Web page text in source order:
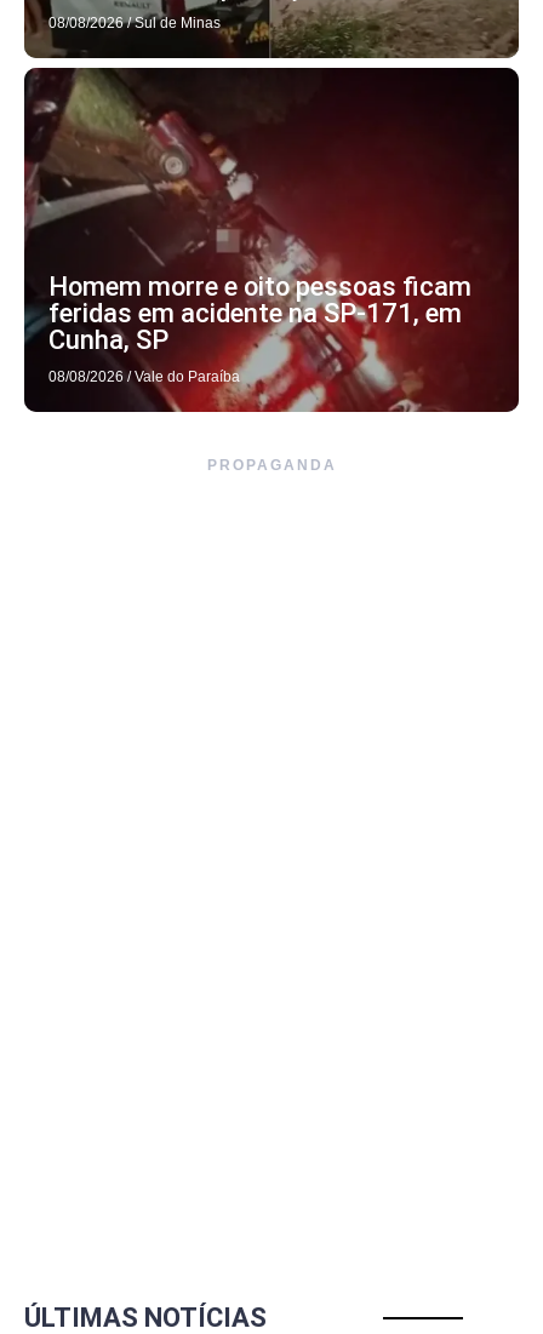
08/08/2026 / Sul de Minas
Homem morre e oito pessoas ficam
feridas em acidente na SP-171, em
Cunha, SP
08/08/2026 / Vale do Paraíba
PROPAGANDA
ÚLTIMAS NOTÍCIAS